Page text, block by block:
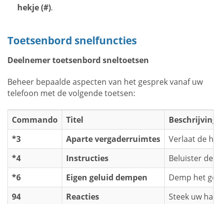
hekje (#).
Toetsenbord snelfuncties
Deelnemer toetsenbord sneltoetsen
Beheer bepaalde aspecten van het gesprek vanaf uw
telefoon met de volgende toetsen:
Commando Titel
Beschrijving
*3
Aparte vergaderruimtes
Verlaat de
*4
Instructies
Beluister de
*6
Eigen geluid dempen
Demp het
94
Reacties
Steek uw